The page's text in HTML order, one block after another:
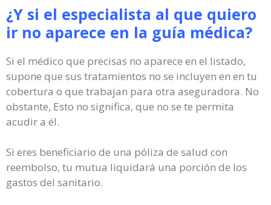
¿Y si el especialista al que quiero
ir no aparece en la guía médica?
Si el médico que precisas no aparece en el listado,
supone que sus tratamientos no se incluyen en en tu
cobertura o que trabajan para otra aseguradora. No
obstante, Esto no significa, que no se te permita
acudir a él.
Si eres beneficiario de una póliza de salud con
reembolso, tu mutua liquidará una porción de los
gastos del sanitario.